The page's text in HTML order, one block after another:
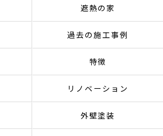
遮熱の家
過去の施工事例
特徴
リノベーション
外壁塗装